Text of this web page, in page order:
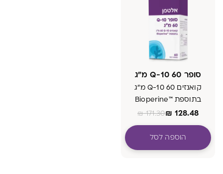
סופר Q-10 60 מ"ג
קואנזים Q-10 60 מ"ג
בתוספת ™Bioperine
₪ 128.48
₪171.30
הוספה לסל